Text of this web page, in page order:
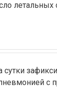
летальных
сутки
с